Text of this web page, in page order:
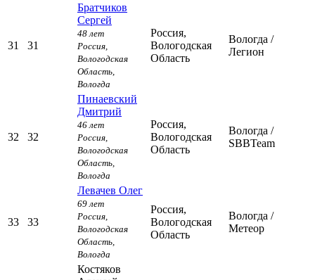
31 31
Братчиков
Сергей
48 лет
Россия,
Вологодская
Область,
Вологда
Россия,
Вологодская
Область
Вологда /
Легион
32 32
Пинаевский
Дмитрий
46 лет
Россия,
Вологодская
Область,
Вологда
Россия,
Вологодская
Область
Вологда /
SBBTeam
33 33
Левачев Олег
69 лет
Россия,
Вологодская
Область,
Вологда
Россия,
Вологодская
Область
Вологда /
Метеор
Костяков